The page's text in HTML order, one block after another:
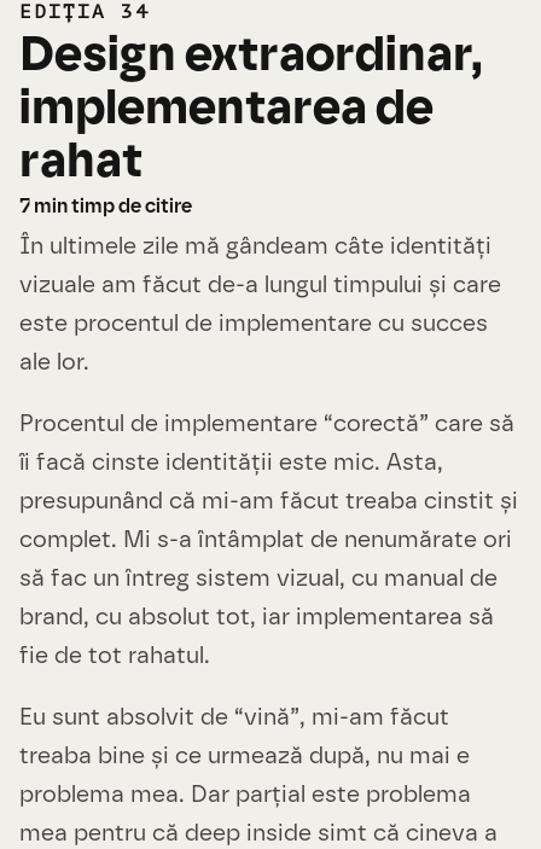
EDIȚIA 34
Design extraordinar,
implementarea de
rahat
7 min timp de citire
În ultimele zile mă gândeam câte identități
vizuale am făcut de-a lungul timpului și care
este procentul de implementare cu succes
ale lor.
Procentul de implementare “corectă” care să
îi facă cinste identității este mic. Asta,
presupunând că mi-am făcut treaba cinstit și
complet. Mi s-a întâmplat de nenumărate ori
să fac un întreg sistem vizual, cu manual de
brand, cu absolut tot, iar implementarea să
fie de tot rahatul.
Eu sunt absolvit de “vină”, mi-am făcut
treaba bine și ce urmează după, nu mai e
problema mea. Dar parțial este problema
mea pentru că deep inside simt că cineva a